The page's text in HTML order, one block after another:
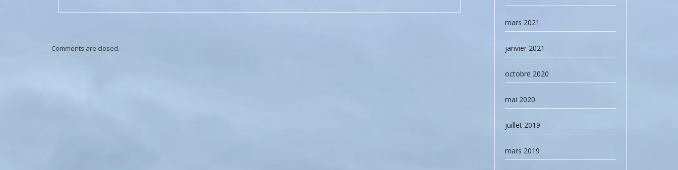
Comments are closed.
mars 2021
janvier 2021
octobre 2020
mai 2020
juillet 2019
mars 2019